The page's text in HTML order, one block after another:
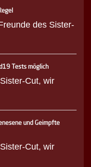
des Sister-
Tests möglich
Cut, wir
und Geimpfte
Cut, wir